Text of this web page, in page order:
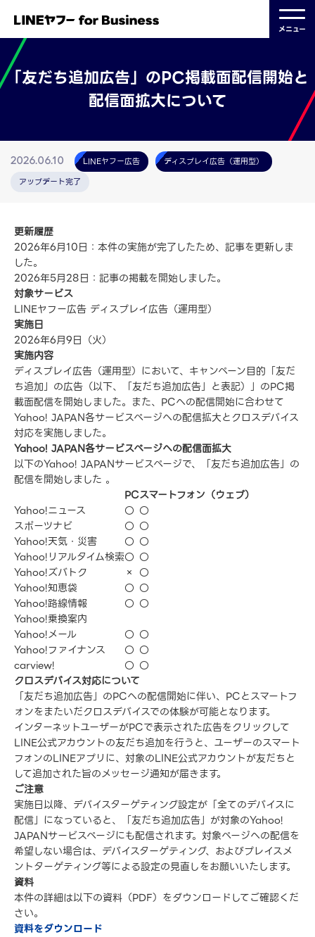
メニュー
「友だち追加広告」のPC掲載面配信開始と
配信面拡大について
2026.06.10 LINEヤフー広告
ディスプレイ広告（運用型）
アップデート完了
更新履歴
2026年6月10日：本件の実施が完了したため、記事を更新しま
した。
2026年5月28日：記事の掲載を開始しました。
対象サービス
LINEヤフー広告 ディスプレイ広告（運用型）
実施日
2026年6月9日（火）
実施内容
ディスプレイ広告（運用型）において、キャンペーン目的「友だ
ち追加」の広告（以下、「友だち追加広告」と表記）」のPC掲
載面配信を開始しました。また、PCへの配信開始に合わせて
Yahoo! JAPAN各サービスページへの配信拡大とクロスデバイス
対応を実施しました。
Yahoo! JAPAN各サービスページへの配信面拡大
以下のYahoo! JAPANサービスページで、「友だち追加広告」の
配信を開始しました 。
PCスマートフォン（ウェブ）
Yahoo!ニュース
〇 〇
スポーツナビ
〇 〇
Yahoo!天気・災害
〇 〇
Yahoo!リアルタイム検索〇 〇
Yahoo!ズバトク
× 〇
Yahoo!知恵袋
〇 〇
Yahoo!路線情報
Yahoo!乗換案内
〇 〇
Yahoo!メール
〇 〇
Yahoo!ファイナンス
〇 〇
carview!
〇 〇
クロスデバイス対応について
「友だち追加広告」のPCへの配信開始に伴い、PCとスマートフ
ォンをまたいだクロスデバイスでの体験が可能となります。
インターネットユーザーがPCで表示された広告をクリックして
LINE公式アカウントの友だち追加を行うと、ユーザーのスマート
フォンのLINEアプリに、対象のLINE公式アカウントが友だちと
して追加された旨のメッセージ通知が届きます。
ご注意
実施日以降、デバイスターゲティング設定が「全てのデバイスに
配信」になっていると、「友だち追加広告」が対象のYahoo!
JAPANサービスページにも配信されます。対象ページへの配信を
希望しない場合は、デバイスターゲティング、およびプレイスメ
ントターゲティング等による設定の見直しをお願いいたします。
資料
本件の詳細は以下の資料（PDF）をダウンロードしてご確認くだ
さい。
資料をダウンロード